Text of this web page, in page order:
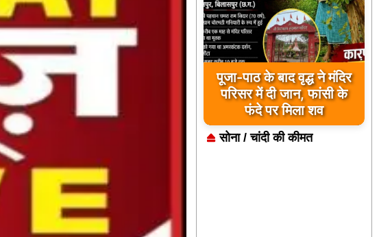
बड़ी खबर: — सोमवार को देंगे
कलेक्टर को ज्ञापन :- बिहारी
सिंह टोडर
सोना / चांदी की कीमत